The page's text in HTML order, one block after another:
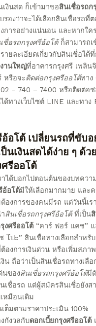
เงินสด ก็เข้ามาขอสินเชื่อรถก
รองว่าจะได้เลือกสินเชื่อรถที่ต
การอย่างแน่นอน และหากใค
ชื่อรถกรุงศรีอ้อโต้ก็สามารถเ
ายละเอียดเกี่ยวกับสินเชื่อได้ที่
านใหญ่ที่อาคารกรุงศรี เพลิน
หรือจะติดต่อกรุงศรีออโต้ทาง
– 740 – 7400 หรือติดต่อช่
ได้ทางเว็บไซต์ LINE และทาง
อ้อโต้ เปลี่ยนรถที่ขับอ
นเงินสดได้ง่าย ๆ ด้วย
รีออโต้
าได้บอกไปตอนต้นของบทควา
อ้อโต้มีให้เลือกมากมาย และ
องการของคนมีรถ แต่วันนี้เร
สินเชื่อรถกรุงศรีอ้อโต้ที่เป็น
งศรีออโต้ “คาร์ ฟอร์ แคช” แ
โปะ” สินเชื่อทางเลือกสำหรับ
องการเงินด่วน หรือเพิ่มสภา
งิน ถือว่าเป็นสินเชื่อรถทางเลื
นของสินเชื่อรถกรุงศรีอ้อโต้มี
เชื่อรถ แต่ผู้สมัครสินเชื่อยังส
หมือนเดิม
เต็มตามราคาประเมิน 100%
กังวลกับดอกเบี้ยกรุงศรีออโต้